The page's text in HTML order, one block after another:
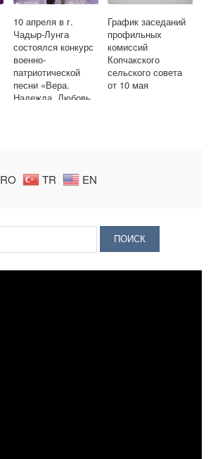
10 апреля в г.
Чадыр-Лунга
состоялся конкурс
военно-
патриотической
песни «Вера.
Надежда. Любовь
График заседаний
профильных
комиссий
Копчакского
сельского совета
от 10 мая
RO TR EN